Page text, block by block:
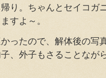
り。ちゃんとセイコガ
すよ～。
ったので、解体後の写
、外子もさることなが